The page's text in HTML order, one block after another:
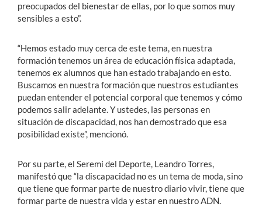
preocupados del bienestar de ellas, por lo que somos muy
sensibles a esto”.
“Hemos estado muy cerca de este tema, en nuestra
formación tenemos un área de educación física adaptada,
tenemos ex alumnos que han estado trabajando en esto.
Buscamos en nuestra formación que nuestros estudiantes
puedan entender el potencial corporal que tenemos y cómo
podemos salir adelante. Y ustedes, las personas en
situación de discapacidad, nos han demostrado que esa
posibilidad existe”, mencionó.
Por su parte, el Seremi del Deporte, Leandro Torres,
manifestó que “la discapacidad no es un tema de moda, sino
que tiene que formar parte de nuestro diario vivir, tiene que
formar parte de nuestra vida y estar en nuestro ADN.